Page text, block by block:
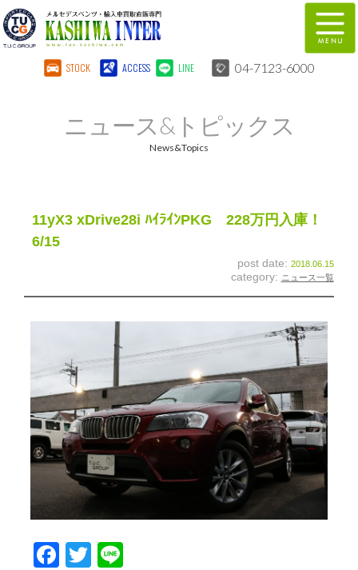
STOCK ACCESS LINE 04-7123-6000
全国納車 特別作業
スタッフ紹介
個人情報保護方針
スタッフブログ 納車情報
ホーム T.U.C.GROUP
ニュース&トピックス
News&Topics
11yX3 xDrive28i ﾊｲﾗｲﾝPKG 228万円入庫！
6/15
post date: 2018.06.15
category: ニュース一覧
Facebook
Twitter